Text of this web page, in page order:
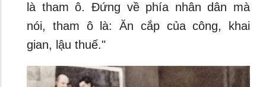
là tham ô. Đứng về phía nhân dân mà
nói, tham ô là: Ăn cắp của công, khai
gian, lậu thuế."